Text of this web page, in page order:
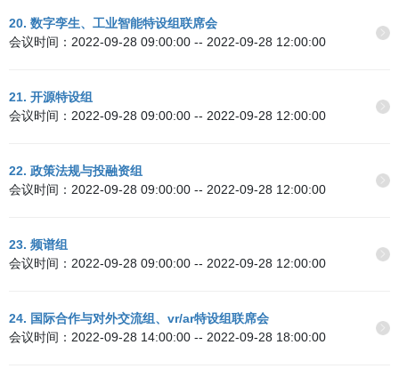
20. 数字孪生、工业智能特设组联席会
会议时间：2022-09-28 09:00:00 -- 2022-09-28 12:00:00
21. 开源特设组
会议时间：2022-09-28 09:00:00 -- 2022-09-28 12:00:00
22. 政策法规与投融资组
会议时间：2022-09-28 09:00:00 -- 2022-09-28 12:00:00
23. 频谱组
会议时间：2022-09-28 09:00:00 -- 2022-09-28 12:00:00
24. 国际合作与对外交流组、vr/ar特设组联席会
会议时间：2022-09-28 14:00:00 -- 2022-09-28 18:00:00